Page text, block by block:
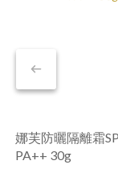
娜芙防曬隔離霜
PA++ 30g